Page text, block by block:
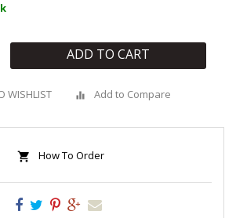
ADD TO CART
WISHLIST Add to Compare
How To Order